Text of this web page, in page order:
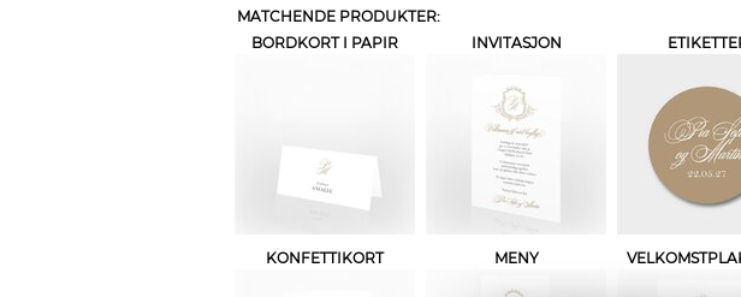
MATCHENDE PRODUKTER:
BORDKORT I PAPIR
INVITASJON
KONFETTIKORT MENY